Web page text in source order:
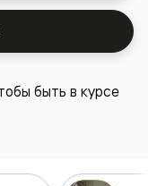
быть в курсе